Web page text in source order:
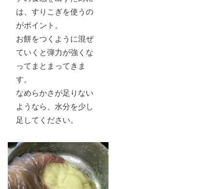
は、すりこぎを使うの
がポイント。
お餅をつくように混ぜ
ていくと弾力が強くな
ってまとまってきま
す。
なめらかさが足りない
ようなら、水分を少し
足してください。